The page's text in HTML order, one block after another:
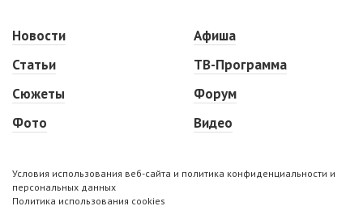
Новости
Статьи
Сюжеты
Фото
Афиша
ТВ-Программа
Форум
Видео
Условия использования веб-сайта и политика конфиденциальности и
персональных данных
Политика использования cookies